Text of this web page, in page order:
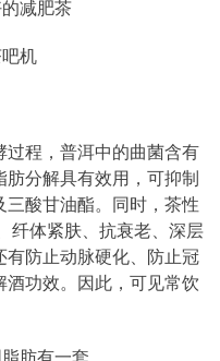
过程，普洱中的曲菌含有
分解具有效用，可抑制
酸甘油酯。同时，茶性
纤体紧肤、抗衰老、深层
有防止动脉硬化、防止冠
功效。因此，可见常饮